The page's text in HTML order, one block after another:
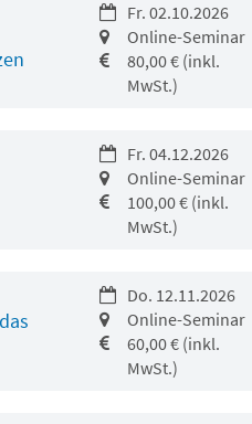
Fr. 02.10.2026
Online-Seminar
80,00 € (inkl.
MwSt.)
Fr. 04.12.2026
Online-Seminar
100,00 € (inkl.
MwSt.)
Do. 12.11.2026
Online-Seminar
60,00 € (inkl.
MwSt.)